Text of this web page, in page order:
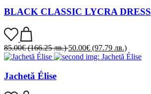
BLACK CLASSIC LYCRA DRESS
85.00€ (166.25 лв.) 50.00€ (97.79 лв.)
Jachetă Élise